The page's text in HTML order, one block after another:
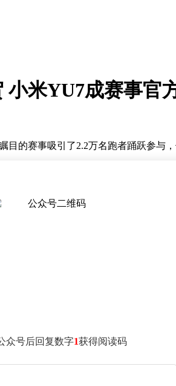
米YU7成赛事官
的赛事吸引了2.2万名跑者踊跃参与
终点线，一举夺得男子组冠军，同
力的支持。为了让更多人感受到小
眼，3分钟大定突破20万辆，1小时
秒，动力强劲。全系采用800V碳化
采用全新NVIDIA DRIVE AGX Thor
众号后回复数字1获得阅读码